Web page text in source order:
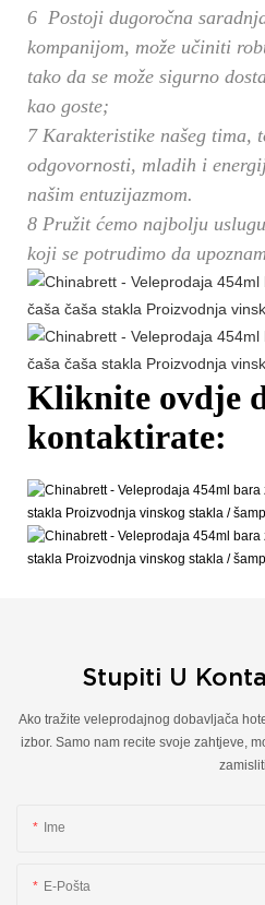
6 Postoji dugoročna
kompanijom, može učiniti
tako da se može sigurno
kao goste;
7 Karakteristike našeg tima,
odgovornosti, mladih i
našim entuzijazmom.
8 Pružit ćemo najbolju
koji se potrudimo da
Kliknite ovdje
kontaktirate:
Stupiti U
Ako tražite veleprodajnog dobavljača
izbor. Samo nam recite svoje zahtjeve,
zamisliti.
Ime
E-Pošta